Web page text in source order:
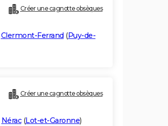
Créer une cagnotte obsèques
Clermont-Ferrand (Puy-de-
Créer une cagnotte obsèques
Nérac(Lot-et-Garonne)